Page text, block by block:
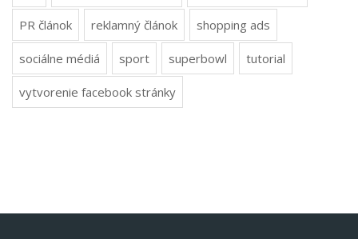
PR článok reklamný článok shopping ads
sociálne médiá sport superbowl tutorial
vytvorenie facebook stránky